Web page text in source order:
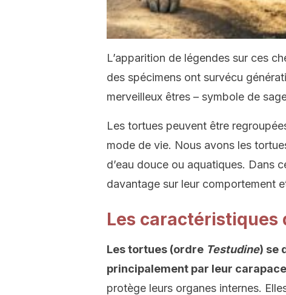
L’apparition de légendes sur ces
des spécimens ont survécu
merveilleux êtres – symbole de
Les tortues peuvent être
mode de vie. Nous avons les
d’eau douce ou aquatiques. Dans
davantage sur leur comportement
Les caractéristiques
Les tortues (ordre Testudine) se
principalement par leur carapace
protège leurs organes internes.